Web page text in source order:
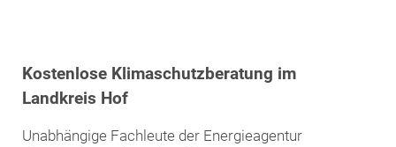
Kostenlose Klimaschutzberatung im
Landkreis Hof
Unabhängige Fachleute der Energieagentur